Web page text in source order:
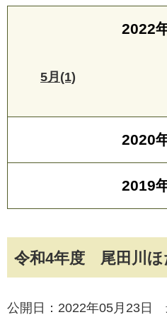
令和4年度 尾田川ほ
公開日：2022年05月23日
2022
5月(1)
2020
2019